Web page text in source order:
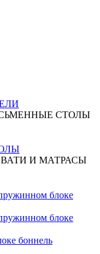
СТОЛЫ
И МАТРАСЫ
блоке
блоке
боннель